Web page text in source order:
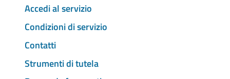
Accedi al servizio
Condizioni di servizio
Contatti
Strumenti di tutela